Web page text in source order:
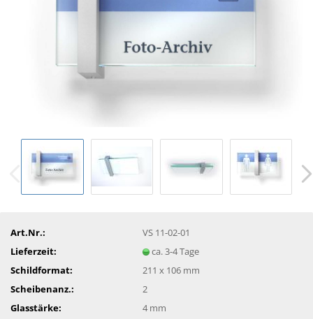
Art.Nr.:
VS 11-02-01
Lieferzeit:
ca. 3-4 Tage
Schildformat:
211 x 106 mm
Scheibenanz.:
2
Glasstärke:
4 mm